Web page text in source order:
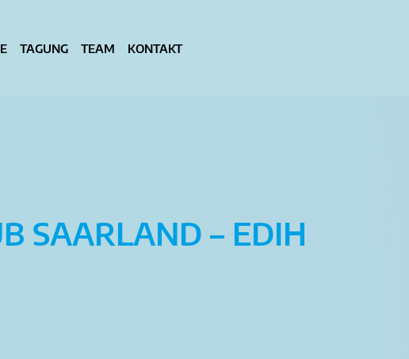
TAGUNG TEAM KONTAKT
SAARLAND – EDIH
TAGUNG TEAM KONTAKT